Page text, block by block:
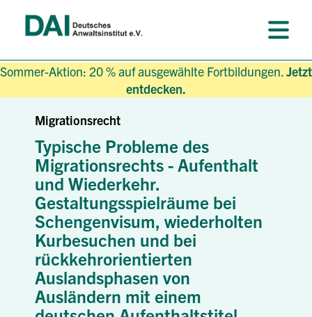
Sommer-Aktion: 20 % auf ausgewählte Fortbildungen.Jetzt
entdecken.
Migrationsrecht
Typische Probleme des
Migrationsrechts - Aufenthalt
und Wiederkehr.
Gestaltungsspielräume bei
Schengenvisum, wiederholten
Kurbesuchen und bei
rückkehrorientierten
Auslandsphasen von
Ausländern mit einem